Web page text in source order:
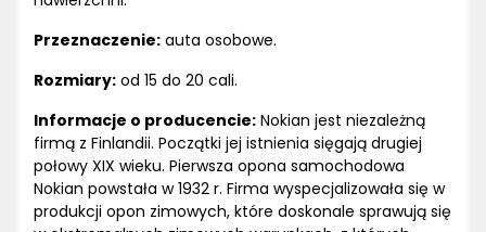
Przeznaczenie: auta osobowe.
Rozmiary: od 15 do 20 cali.
Informacje o producencie: Nokian jest niezależną
firmą z Finlandii. Początki jej istnienia sięgają drugiej
połowy XIX wieku. Pierwsza opona samochodowa
Nokian powstała w 1932 r. Firma wyspecjalizowała się w
produkcji opon zimowych, które doskonale sprawują się